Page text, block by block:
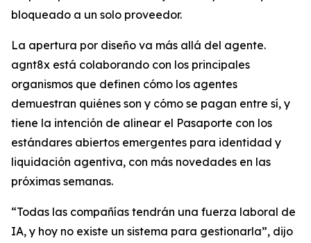
bloqueado a un solo proveedor.
La apertura por diseño va más allá del agente.
agnt8x está colaborando con los principales
organismos que definen cómo los agentes
demuestran quiénes son y cómo se pagan entre sí, y
tiene la intención de alinear el Pasaporte con los
estándares abiertos emergentes para identidad y
liquidación agentiva, con más novedades en las
próximas semanas.
“Todas las compañías tendrán una fuerza laboral de
IA, y hoy no existe un sistema para gestionarla”, dijo